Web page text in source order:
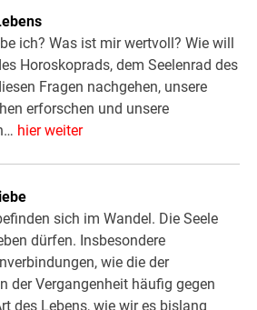
ich? Was ist mir wertvoll? Wie will
Horoskoprads, dem Seelenrad des
Fragen nachgehen, unsere
erforschen und unsere
hier weiter
sich im Wandel. Die Seele
dürfen. Insbesondere
wie die der
der Vergangenheit häufig gegen
des Lebens, wie wir es bislang